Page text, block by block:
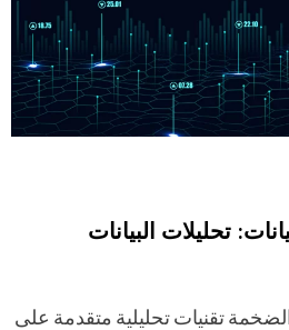
تحليلات البيانات
تقنيات تحليلية متقدمة على